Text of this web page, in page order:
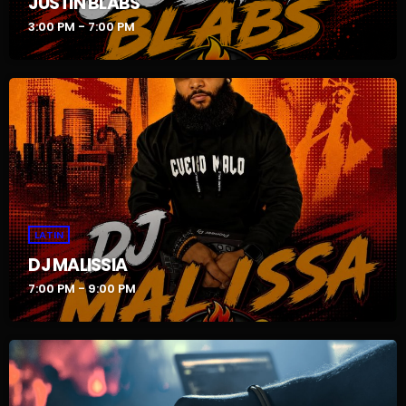
3:00 PM - 7:00 PM
LATIN
DJ MALISSIA
7:00 PM - 9:00 PM